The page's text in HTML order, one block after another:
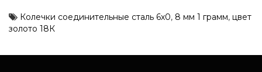
Колечки соединительные сталь 6х0, 8 мм 1 грамм, цвет
золото 18К